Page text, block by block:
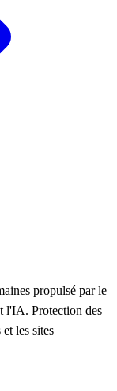
propulsé par le
l'IA. Protection des
les sites